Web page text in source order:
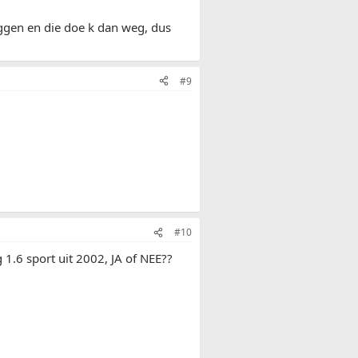
en die doe k dan weg, dus
#9
#10
sport uit 2002, JA of NEE??